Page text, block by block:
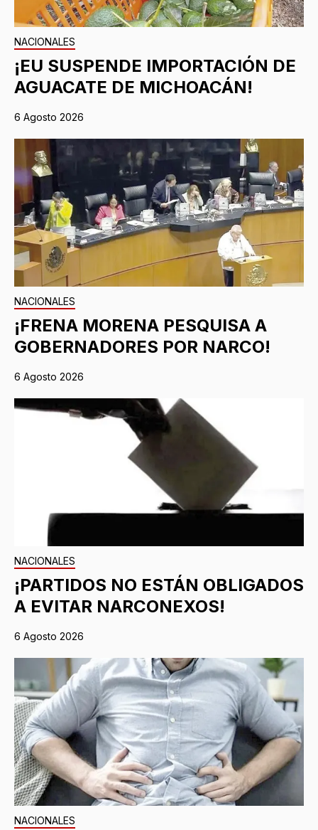
NACIONALES
¡EU SUSPENDE IMPORTACIÓN DE
AGUACATE DE MICHOACÁN!
6 Agosto 2026
NACIONALES
¡FRENA MORENA PESQUISA A
GOBERNADORES POR NARCO!
6 Agosto 2026
NACIONALES
¡PARTIDOS NO ESTÁN OBLIGADOS
A EVITAR NARCONEXOS!
6 Agosto 2026
NACIONALES